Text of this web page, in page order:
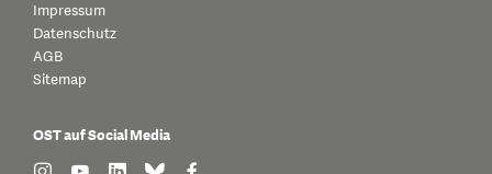
Impressum
Datenschutz
AGB
Sitemap
OST auf Social Media